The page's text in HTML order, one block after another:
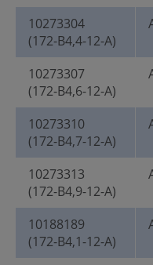
10273304
(172-B4,4-12-A)
10273307
(172-B4,6-12-A)
10273310
(172-B4,7-12-A)
10273313
(172-B4,9-12-A)
10188189
(172-B4,1-12-A)